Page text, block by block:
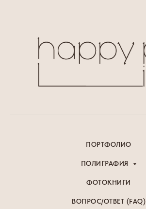
ПОРТФОЛИО
ПОЛИГРАФИЯ
ФОТОКНИГИ
ВОПРОС/ОТВЕТ (FAQ)